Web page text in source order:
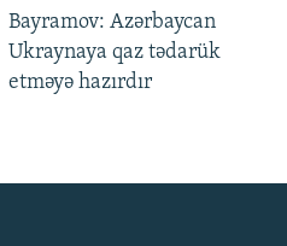
Bayramov: Azərbaycan
Ukraynaya qaz tədarük
etməyə hazırdır